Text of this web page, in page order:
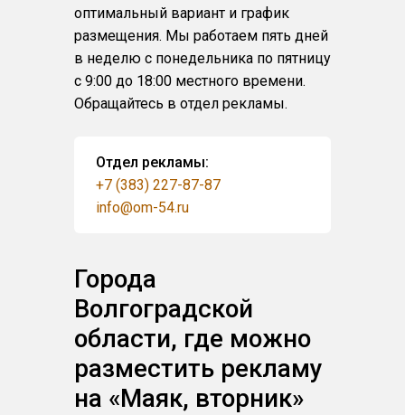
оптимальный вариант и график
размещения. Мы работаем пять дней
в неделю с понедельника по пятницу
с 9:00 до 18:00 местного времени.
Обращайтесь в отдел рекламы.
Отдел рекламы:
+7 (383) 227-87-87
info@om-54.ru
Города
Волгоградской
области, где можно
разместить рекламу
на «Маяк, вторник»